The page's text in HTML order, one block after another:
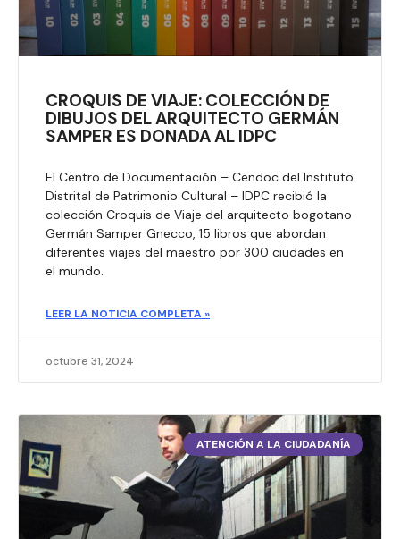
CROQUIS DE VIAJE: COLECCIÓN DE
DIBUJOS DEL ARQUITECTO GERMÁN
SAMPER ES DONADA AL IDPC
El Centro de Documentación – Cendoc del Instituto
Distrital de Patrimonio Cultural – IDPC recibió la
colección Croquis de Viaje del arquitecto bogotano
Germán Samper Gnecco, 15 libros que abordan
diferentes viajes del maestro por 300 ciudades en
el mundo.
LEER LA NOTICIA COMPLETA »
octubre 31, 2024
ATENCIÓN A LA CIUDADANÍA